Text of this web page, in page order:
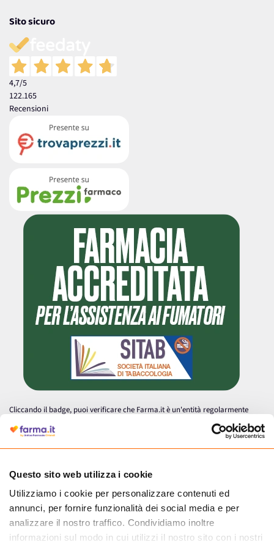
Questo sito web utilizza i cookie
Utilizziamo i cookie per personalizzare contenuti ed
annunci, per fornire funzionalità dei social media e per
analizzare il nostro traffico. Condividiamo inoltre
informazioni sul modo in cui utilizzi il nostro sito con i nostri
Sito sicuro
4,7/5
122.165
Recensioni
Cliccando il badge, puoi verificare che Farma.it è un'entità regolarmente
autorizzata dal Ministero della Salute a effettuare la vendita online di
medicinali.